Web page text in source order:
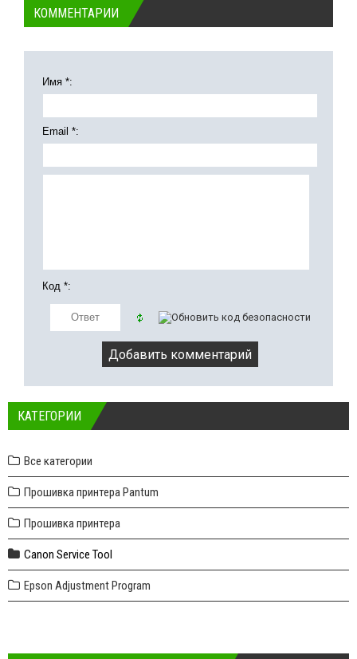
КОММЕНТАРИИ
Имя *:
Email *:
Код *:
КАТЕГОРИИ
Все категории
Прошивка принтера Pantum
Прошивка принтера
Canon Service Tool
Epson Adjustment Program